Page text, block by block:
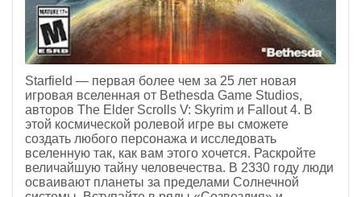
Starfield — первая более чем за 25 лет новая
игровая вселенная от Bethesda Game Studios,
авторов The Elder Scrolls V: Skyrim и Fallout 4. В
этой космической ролевой игре вы сможете
создать любого персонажа и исследовать
вселенную так, как вам этого хочется. Раскройте
величайшую тайну человечества. В 2330 году люди
осваивают планеты за пределами Солнечной